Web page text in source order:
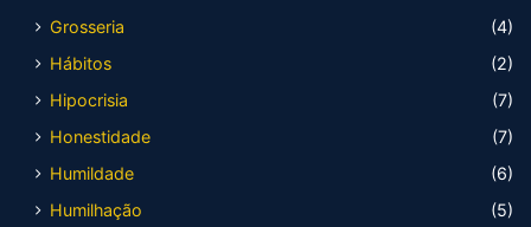
Grosseria
(4)
Hábitos
(2)
Hipocrisia
(7)
Honestidade
(7)
Humildade
(6)
Humilhação
(5)